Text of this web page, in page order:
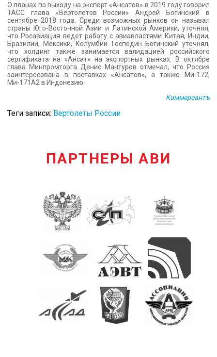
О планах по выходу на экспорт «Ансатов» в 2019 году говорил
ТАСС глава «Вертолетов России» Андрей Богинский в
сентябре 2018 года. Среди возможных рынков он называл
страны Юго-Восточной Азии и Латинской Америки, уточняя,
что Росавиация ведет работу с авиавластями Китая, Индии,
Бразилии, Мексики, Колумбии. Господин Богинский уточнял,
что холдинг также занимается валидацией российского
сертификата на «Ансат» на экспортных рынках. В октябре
глава Минпромторга Денис Мантуров отмечал, что Россия
заинтересована в поставках «Ансатов», а также Ми-172,
Ми-171А2 в Индонезию.
Коммерсантъ
Теги записи: Вертолеты России
ПАРТНЕРЫ АВИ